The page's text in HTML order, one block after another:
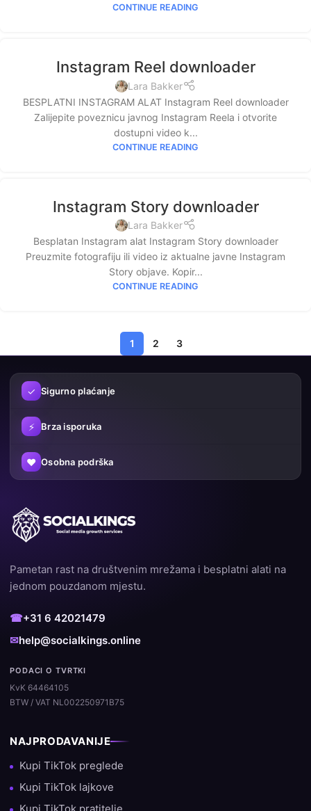
CONTINUE READING
Instagram Reel downloader
Lara Bakker
BESPLATNI INSTAGRAM ALAT Instagram Reel downloader
Zalijepite poveznicu javnog Instagram Reela i otvorite
dostupni video k...
CONTINUE READING
Instagram Story downloader
Lara Bakker
Besplatan Instagram alat Instagram Story downloader
Preuzmite fotografiju ili video iz aktualne javne Instagram
Story objave. Kopir...
CONTINUE READING
1 2 3
✓ Sigurno plaćanje
⚡ Brza isporuka
♥ Osobna podrška
Pametan rast na društvenim mrežama i besplatni alati na
jednom pouzdanom mjestu.
☎+31 6 42021479
✉help@socialkings.online
PODACI O TVRTKI
KvK 64464105
BTW / VAT NL002250971B75
NAJPRODAVANIJE
Kupi TikTok preglede
Kupi TikTok lajkove